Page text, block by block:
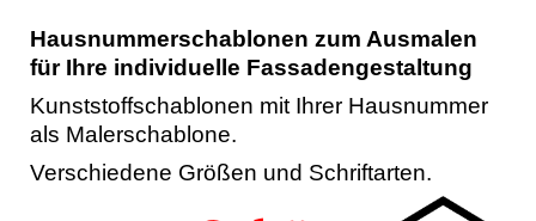
Hausnummerschablonen zum Ausmalen
für Ihre individuelle Fassadengestaltung
Kunststoffschablonen mit Ihrer Hausnummer
als Malerschablone.
Verschiedene Größen und Schriftarten.